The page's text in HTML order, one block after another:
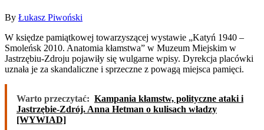
By Łukasz Piwoński
W księdze pamiątkowej towarzyszącej wystawie „Katyń 1940 –
Smoleńsk 2010. Anatomia kłamstwa” w Muzeum Miejskim w
Jastrzębiu‑Zdroju pojawiły się wulgarne wpisy. Dyrekcja placówki
uznała je za skandaliczne i sprzeczne z powagą miejsca pamięci.
Warto przeczytać: Kampania kłamstw, polityczne ataki i
Jastrzębie-Zdrój. Anna Hetman o kulisach władzy
[WYWIAD]